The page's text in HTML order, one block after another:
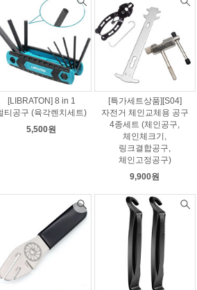
[LIBRATON] 8 in 1
티공구 (육각렌치세트)
5,500원
[특가세트상품][S04]
자전거 체인교체용 공구
4종세트 (체인공구,
체인체크기,
링크결합공구,
체인고정공구)
9,900원